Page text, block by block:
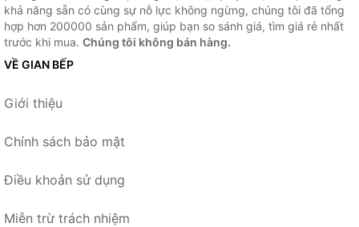
khả năng sẵn có cùng sự nỗ lực không ngừng, chúng tôi đã tổng
hợp hơn 200000 sản phẩm, giúp bạn so sánh giá, tìm giá rẻ nhất
trước khi mua. Chúng tôi không bán hàng.
VỀ GIAN BẾP
Giới thiệu
Chính sách bảo mật
Điều khoản sử dụng
Miễn trừ trách nhiệm